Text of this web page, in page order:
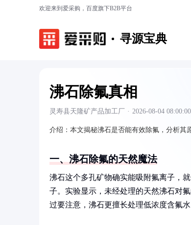
欢迎来到爱采购，百度旗下B2B平台
寻源宝典
沸石除氟真相
灵寿县天隆矿产品加工厂 · 2026-08-04 08:00:00
介绍： 本文揭秘沸石是否能有效除氟，分析其
一、沸石除氟的天然魔法
沸石这个多孔矿物确实能吸附氟离子，
子。实验显示，未经处理的天然沸石对
过要注意，沸石更擅长处理低浓度含氟水